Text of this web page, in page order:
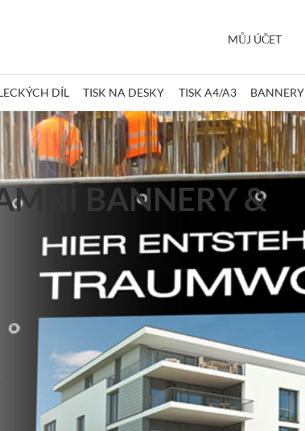
MŮJ ÚČET
DÍL TISK NA DESKY TISK A4/A3 BANNERY
BANNERY &